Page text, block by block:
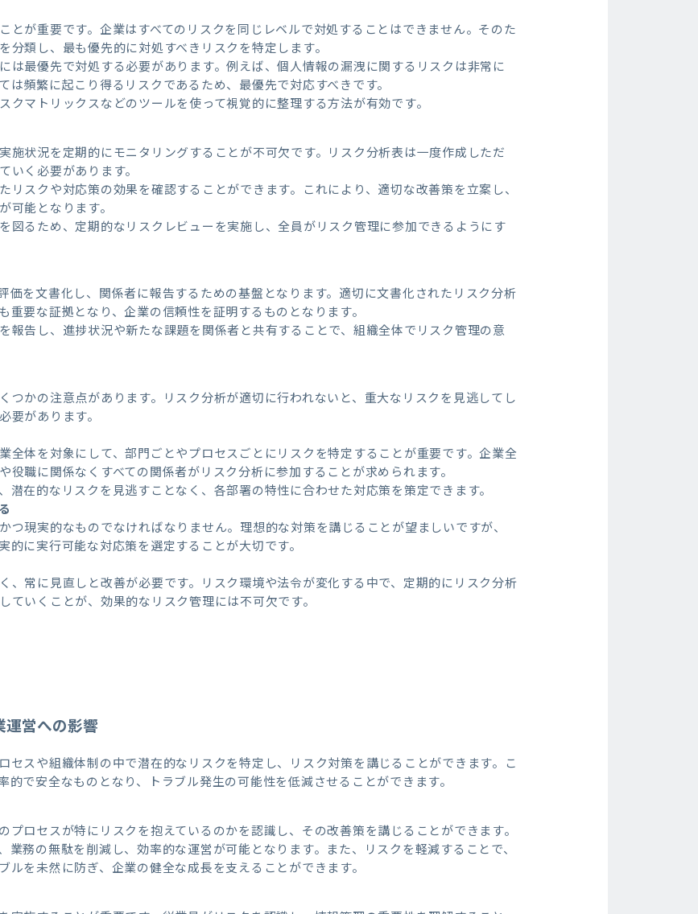
とが重要です。企業はすべてのリスクを同じレベルで対処することはできません。そのた
分類し、最も優先的に対処すべきリスクを特定します。
は最優先で対処する必要があります。例えば、個人情報の漏洩に関するリスクは非常に
は頻繁に起こり得るリスクであるため、最優先で対応すべきです。
クマトリックスなどのツールを使って視覚的に整理する方法が有効です。
施状況を定期的にモニタリングすることが不可欠です。リスク分析表は一度作成しただ
いく必要があります。
リスクや対応策の効果を確認することができます。これにより、適切な改善策を立案し、
可能となります。
図るため、定期的なリスクレビューを実施し、全員がリスク管理に参加できるようにす
価を文書化し、関係者に報告するための基盤となります。適切に文書化されたリスク分析
重要な証拠となり、企業の信頼性を証明するものとなります。
報告し、進捗状況や新たな課題を関係者と共有することで、組織全体でリスク管理の意
つかの注意点があります。リスク分析が適切に行われないと、重大なリスクを見逃してし
要があります。
全体を対象にして、部門ごとやプロセスごとにリスクを特定することが重要です。企業全
役職に関係なくすべての関係者がリスク分析に参加することが求められます。
潜在的なリスクを見逃すことなく、各部署の特性に合わせた対応策を策定できます。
つ現実的なものでなければなりません。理想的な対策を講じることが望ましいですが、
に実行可能な対応策を選定することが大切です。
、常に見直しと改善が必要です。リスク環境や法令が変化する中で、定期的にリスク分析
ていくことが、効果的なリスク管理には不可欠です。
運営への影響
セスや組織体制の中で潜在的なリスクを特定し、リスク対策を講じることができます。こ
的で安全なものとなり、トラブル発生の可能性を低減させることができます。
プロセスが特にリスクを抱えているのかを認識し、その改善策を講じることができます。
業務の無駄を削減し、効率的な運営が可能となります。また、リスクを軽減することで、
ルを未然に防ぎ、企業の健全な成長を支えることができます。